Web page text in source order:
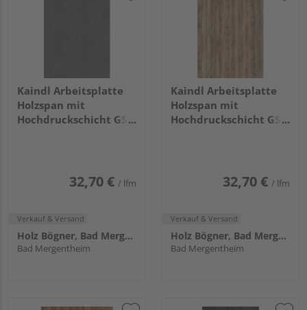
Kaindl Arbeitsplatte
Holzspan mit
Hochdruckschicht GS3
32,70 € / lfm
Verkauf & Versand
Holz Bögner, Bad Mergentheim
Bad Mergentheim
Kaindl Arbeitsplatte
Holzspan mit
Hochdruckschicht GS3
32,70 € / lfm
Verkauf & Versand
Holz Bögner, Bad Mergentheim
Bad Mergentheim